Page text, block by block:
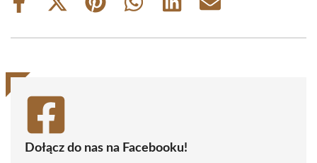
Share
Share
(Twitter)
Share
Share
Share
Share
Dołącz do nas na Facebooku!